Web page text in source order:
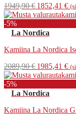
1949,90€
hinta
1949,90 €.
1852,41 €
-5%
La Nordica
Kamiina La Nordica
2089,90€
hinta
2089,90 €.
1985,41 €
-5%
La Nordica
Kamiina La Nordica